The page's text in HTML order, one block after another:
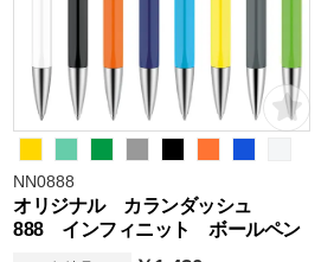
NN0888
オリジナル カランダッシュ
888 インフィニット ボールペン